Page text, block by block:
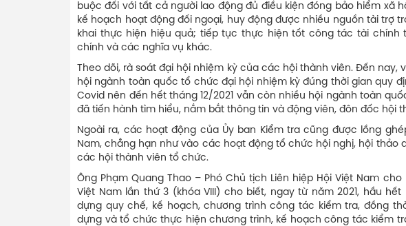
buộc đối với tất cả người lao động đủ điều kiện đóng bảo hiểm xã
kế hoạch hoạt động đối ngoại, huy động được nhiều nguồn tài trợ
khai thực hiện hiệu quả; tiếp tục thực hiện tốt công tác tài chính
chính và các nghĩa vụ khác.
Theo dõi, rà soát đại hội nhiệm kỳ của các hội thành viên. Đến
hội ngành toàn quốc tổ chức đại hội nhiệm kỳ đúng thời gian quy
Covid nên đến hết tháng 12/2021 vẫn còn nhiều hội ngành toàn
đã tiến hành tìm hiểu, nắm bắt thông tin và động viên, đôn đốc hội
Ngoài ra, các hoạt động của Ủy ban Kiểm tra cũng được lồng
Nam, chẳng hạn như vào các hoạt động tổ chức hội nghị, hội thảo
các hội thành viên tổ chức.
Ông Phạm Quang Thao – Phó Chủ tịch Liên hiệp Hội Việt Nam
Việt Nam lần thứ 3 (khóa VIII) cho biết, ngay từ năm 2021, hầu
dựng quy chế, kế hoạch, chương trình công tác kiểm tra, đồng
dựng và tổ chức thực hiện chương trình, kế hoạch công tác kiểm